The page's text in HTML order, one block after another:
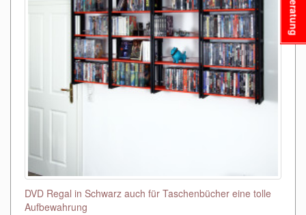
DVD Regal in Schwarz auch für Taschenbücher eine tolle
Aufbewahrung
Beratung